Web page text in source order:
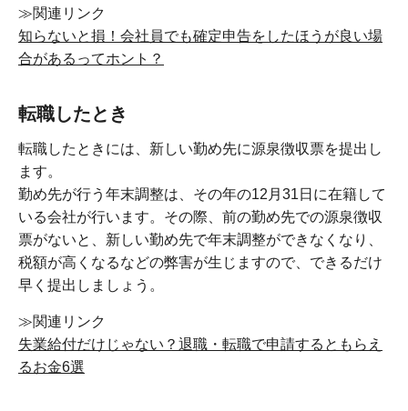
≫関連リンク
知らないと損！会社員でも確定申告をしたほうが良い場
合があるってホント？
転職したとき
転職したときには、新しい勤め先に源泉徴収票を提出し
ます。
勤め先が行う年末調整は、その年の12月31日に在籍して
いる会社が行います。その際、前の勤め先での源泉徴収
票がないと、新しい勤め先で年末調整ができなくなり、
税額が高くなるなどの弊害が生じますので、できるだけ
早く提出しましょう。
≫関連リンク
失業給付だけじゃない？退職・転職で申請するともらえ
るお金6選